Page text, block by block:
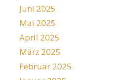
Juni 2025
Mai 2025
April 2025
März 2025
Februar 2025